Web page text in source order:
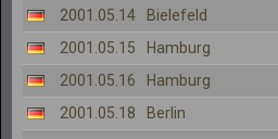
2001.05.14
Bielefeld
2001.05.15
Hamburg
2001.05.16
Hamburg
2001.05.18
Berlin